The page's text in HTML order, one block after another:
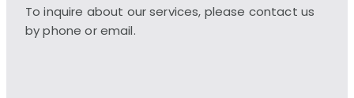
To inquire about our services, please contact us
by phone or email.